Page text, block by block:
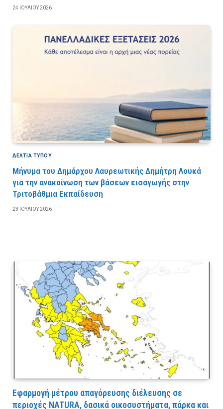
24 ΙΟΥΛΊΟΥ 2026
ΔΕΛΤΙΑ ΤΥΠΟΥ
Μήνυμα του Δημάρχου Λαυρεωτικής Δημήτρη Λουκά
για την ανακοίνωση των βάσεων εισαγωγής στην
Τριτοβάθμια Εκπαίδευση
23 ΙΟΥΛΊΟΥ 2026
Εφαρμογή μέτρου απαγόρευσης διέλευσης σε
περιοχές NATURA, δασικά οικοσυστήματα, πάρκα και